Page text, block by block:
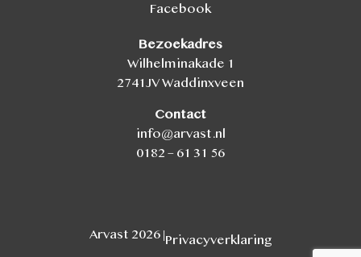
Facebook
Bezoekadres
Wilhelminakade 1
2741JV Waddinxveen
Contact
info@arvast.nl
0182 – 61 31 56
Arvast 2026 |Privacyverklaring